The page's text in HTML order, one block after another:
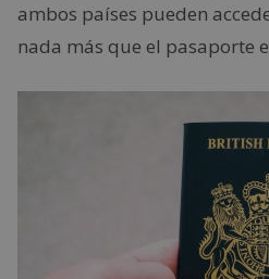
ambos países pueden
nada más que el pasaporte